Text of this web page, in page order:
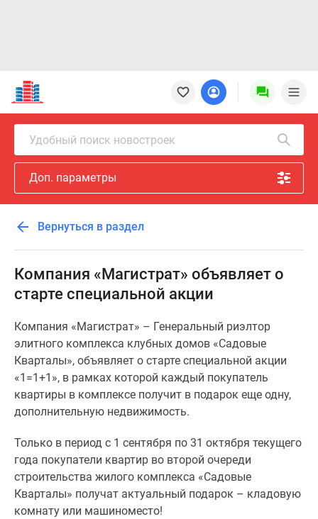
Новостройки
Квартиры
Ипотека
Новостройки
Москвы
Новостройки
Подмосковья
Новостройки
Москвы
Готовые
новостройки
Новостройки
Специальные
предложения
Коммерческие
помещения
Продавцы
застройщики
новостроек
Видеообзор
новостроек
Удобный поиск новостроек
Доп. параметры
Вернуться в раздел
Компания «Магистрат» объявляет о
старте специальной акции
Компания «Магистрат» – Генеральный риэлтор
элитного комплекса клубных домов «Садовые
Кварталы», объявляет о старте специальной акции
«1=1+1», в рамках которой каждый покупатель
квартиры в комплексе получит в подарок еще одну,
дополнительную недвижимость.
Только в период с 1 сентября по 31 октября текущего
года покупатели квартир во второй очереди
строительства жилого комплекса «Садовые
Кварталы» получат актуальный подарок – кладовую
комнату или машиноместо!